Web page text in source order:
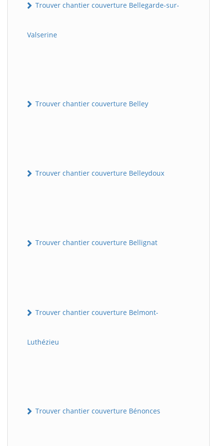
Trouver chantier couverture Bellegarde-sur-
Valserine
Trouver chantier couverture Belley
Trouver chantier couverture Belleydoux
Trouver chantier couverture Bellignat
Trouver chantier couverture Belmont-
Luthézieu
Trouver chantier couverture Bénonces